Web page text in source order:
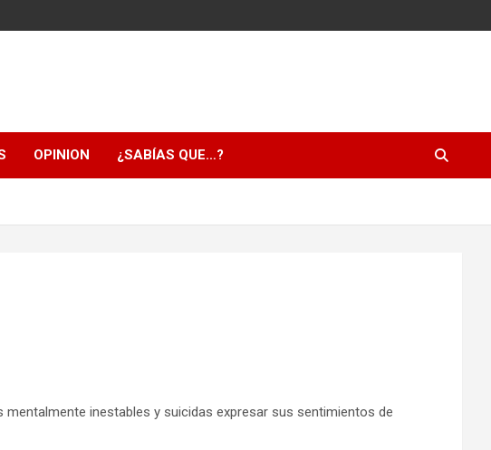
OPINION ¿SABÍAS QUE…?
mentalmente inestables y suicidas expresar sus sentimientos de